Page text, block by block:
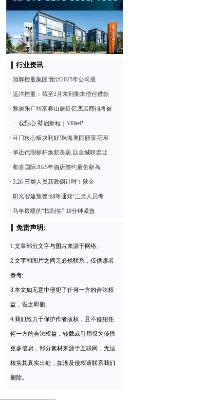
行业资讯
· 旭辉控股集团:预计2025年公司股
· 远洋控股：截至2月末到期未偿付借款
· 雅居乐广州富春山居近亿底层商铺将被
· 一载甄心 墅启新程｜VillaeP
· 斗门核心板块利好!珠海奥园丽景花园
· 单边代理标杆焕新美居,以全城联卖让
· 都喜国际2025年酒店签约量创新高
· 3.26 三类人员新政倒计时！陕企
· 阳光智建预警:别等通知!三类人员考
· 马年最暖的“找到你”:10分钟紧急
免责声明:
1.文章部分文字与图片来源于网络;
2.文字和图片之间无必然联系，仅供读者
参考;
3.本文如无意中侵犯了任何一方的合法权
益，告之即删;
4.我们致力于保护作者版权，且不侵犯任
何一方的合法权益，转载或引用仅为传播
更多信息，部分素材来源于互联网，无法
核实其真实出处，如涉及侵权请联系我们
删除。